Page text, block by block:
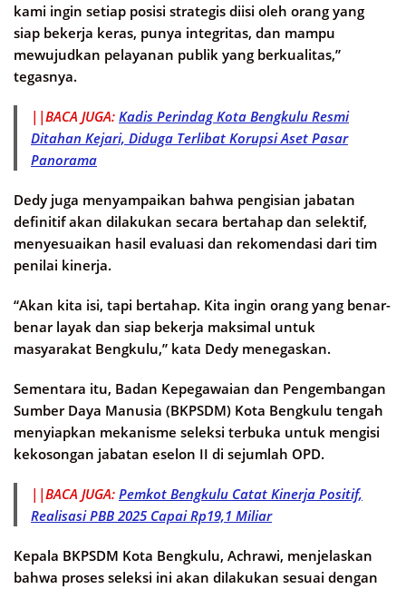
kami ingin setiap posisi strategis diisi oleh orang yang
siap bekerja keras, punya integritas, dan mampu
mewujudkan pelayanan publik yang berkualitas,”
tegasnya.
||BACA JUGA: Kadis Perindag Kota Bengkulu Resmi
Ditahan Kejari, Diduga Terlibat Korupsi Aset Pasar
Panorama
Dedy juga menyampaikan bahwa pengisian jabatan
definitif akan dilakukan secara bertahap dan selektif,
menyesuaikan hasil evaluasi dan rekomendasi dari tim
penilai kinerja.
“Akan kita isi, tapi bertahap. Kita ingin orang yang benar-
benar layak dan siap bekerja maksimal untuk
masyarakat Bengkulu,” kata Dedy menegaskan.
Sementara itu, Badan Kepegawaian dan Pengembangan
Sumber Daya Manusia (BKPSDM) Kota Bengkulu tengah
menyiapkan mekanisme seleksi terbuka untuk mengisi
kekosongan jabatan eselon II di sejumlah OPD.
||BACA JUGA: Pemkot Bengkulu Catat Kinerja Positif,
Realisasi PBB 2025 Capai Rp19,1 Miliar
Kepala BKPSDM Kota Bengkulu, Achrawi, menjelaskan
bahwa proses seleksi ini akan dilakukan sesuai dengan